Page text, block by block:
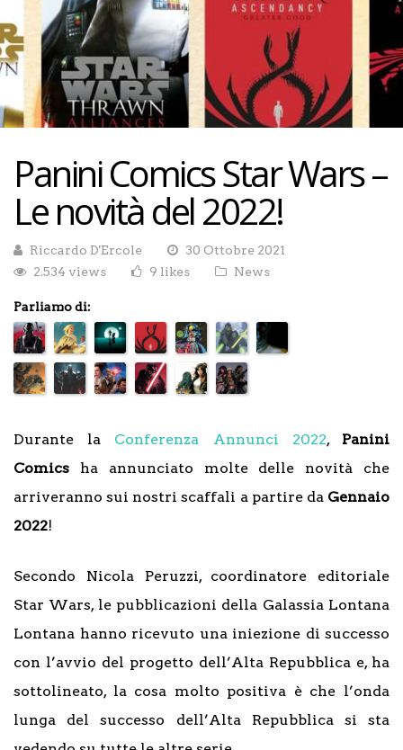
Panini Comics Star Wars –
Le novità del 2022!
Riccardo D'Ercole
30 Ottobre 2021
2.534 views
9 likes News
Parliamo di:
Durante la Conferenza Annunci 2022, Panini
Comics ha annunciato molte delle novità che
arriveranno sui nostri scaffali a partire da Gennaio
2022!
Secondo Nicola Peruzzi, coordinatore editoriale
Star Wars, le pubblicazioni della Galassia Lontana
Lontana hanno ricevuto una iniezione di successo
con l’avvio del progetto dell’Alta Repubblica e, ha
sottolineato, la cosa molto positiva è che l’onda
lunga del successo dell’Alta Repubblica si sta